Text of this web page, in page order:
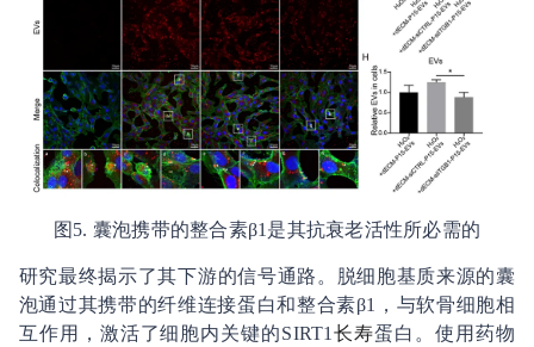
图5. 囊泡携带的整合素β1是其抗衰老活性所必需的
研究最终揭示了其下游的信号通路。脱细胞基质来源的囊
泡通过其携带的纤维连接蛋白和整合素β1，与软骨细胞相
互作用，激活了细胞内关键的SIRT1 长寿蛋白。使用药物